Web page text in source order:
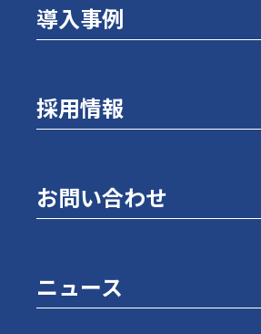
導入事例
採用情報
お問い合わせ
ニュース